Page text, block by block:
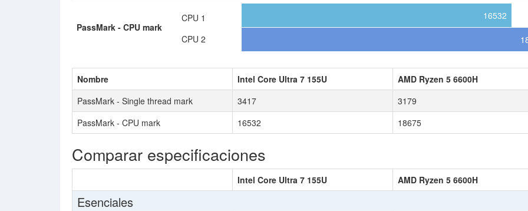
PassMark - CPU mark
CPU 1
CPU 2
16532
Nombre Intel Core Ultra 7 155U
AMD Ryzen 5 6600H
PassMark - Single thread mark
3417
3179
PassMark - CPU mark
16532 18675
Comparar especificaciones
Intel Core Ultra 7 155U AMD Ryzen 5 6600H
Esenciales